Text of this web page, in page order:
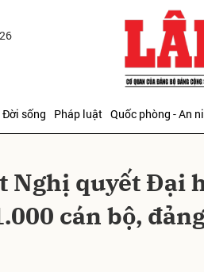
Đời sống Pháp luật Quốc phòng - An
Nghị quyết Đại
cán bộ,
Gửi bình luận